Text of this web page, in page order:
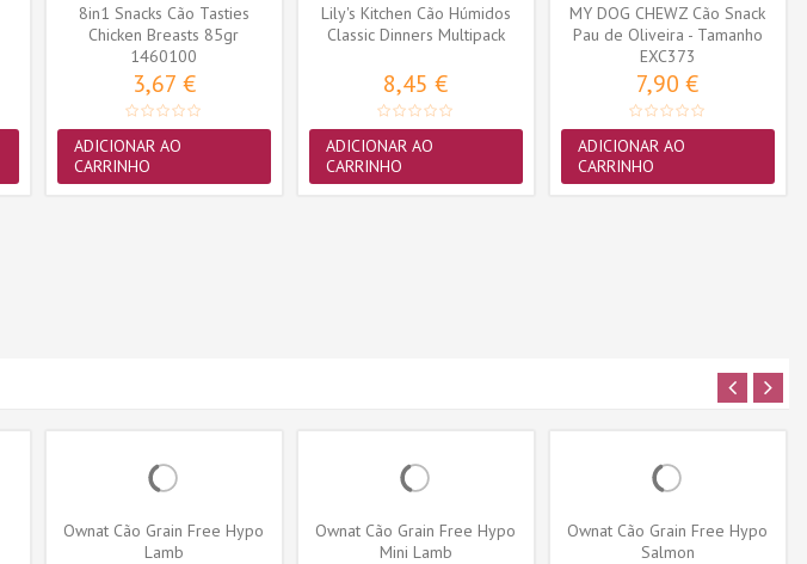
8in1 Snacks Cão Tasties
Chicken Breasts 85gr
1460100
3,67 €
ADICIONAR AO
CARRINHO
Lily's Kitchen Cão Húmidos
Classic Dinners Multipack
8,45 €
ADICIONAR AO
CARRINHO
MY DOG CHEWZ Cão Snack
Pau de Oliveira - Tamanho
L...
EXC373
7,90 €
ADICIONAR AO
CARRINHO
Ownat Cão Grain Free Hypo
Lamb
Ownat Cão Grain Free Hypo
Mini Lamb
Ownat Cão Grain Free Hypo
Salmon